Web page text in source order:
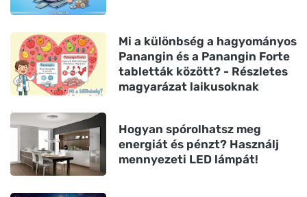
Mi a különbség a hagyományos
Panangin és a Panangin Forte
tabletták között? - Részletes
magyarázat laikusoknak
Hogyan spórolhatsz meg
energiát és pénzt? Használj
mennyezeti LED lámpát!